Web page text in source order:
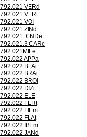
792.021 VERd
792.021 VERt
792.021 VOI
792.021 ZINd
792.021. CNDe
792.021.3 CARc
792.021MILe
792.022 APPa
792.022 BLAi
792.022 BRAi
792.022 BROl
792.022 DIZi
792.022 ELE
792.022 FERt
792.022 FIEm
792.022 FLAt
792.022 IBEm
792.022 JANd